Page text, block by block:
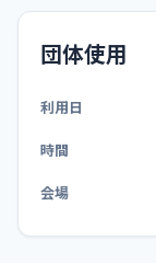
団体使用
利用日
時間
会場